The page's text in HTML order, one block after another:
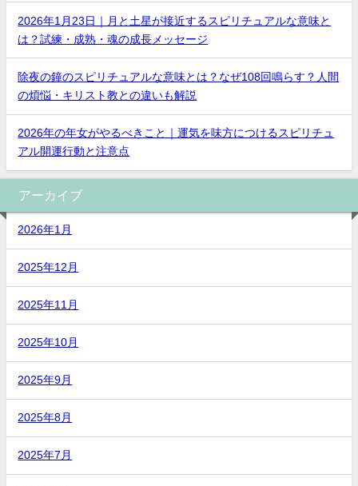
2026年1月23日｜月と土星が接近するスピリチュアルな意味と
は？試練・成熟・魂の成長メッセージ
除夜の鐘のスピリチュアルな意味とは？なぜ108回鳴らす？人間
の煩悩・キリスト教との違いも解説
2026年の年女がやるべきこと｜運気を味方につけるスピリチュ
アル開運行動と注意点
アーカイブ
2026年1月
2025年12月
2025年11月
2025年10月
2025年9月
2025年8月
2025年7月